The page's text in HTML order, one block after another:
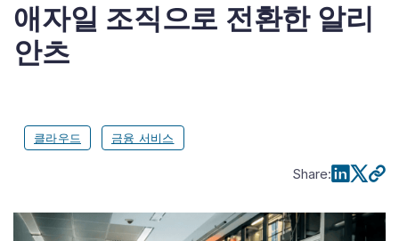
애자일 조직으로 전환한 알리
안츠
클라우드 금융 서비스
Share: